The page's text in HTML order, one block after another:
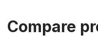
Compare